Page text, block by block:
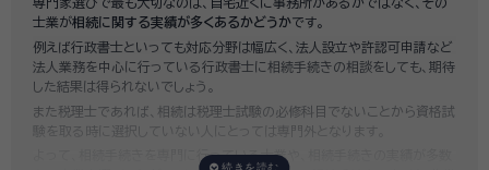
士業が相続に関する実績が多くあるかどうかです。
例えば行政書士といっても対応分野は幅広く、法人設立や許認可申請など
法人業務を中心に行っている行政書士に相続手続きの相談をしても、期待
した結果は得られないでしょう。
また税理士であれば、相続は税理士試験の必修科目でないことから資格試
験を取る時に選択していない人にとっては専門外となります。
よって、相続手続きを専門に行っている士業や、相続手続きの実績が多数